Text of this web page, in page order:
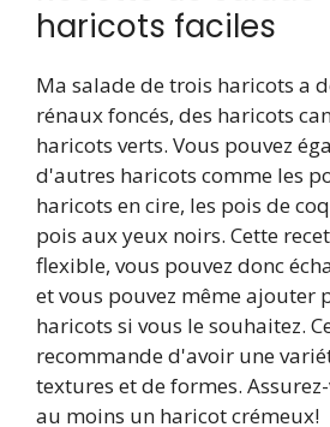
haricots faciles
Ma salade de trois haricots a
rénaux foncés, des haricots
haricots verts. Vous pouvez
d'autres haricots comme les
haricots en cire, les pois de
pois aux yeux noirs. Cette
flexible, vous pouvez donc
et vous pouvez même ajouter
haricots si vous le souhaitez.
recommande d'avoir une
textures et de formes.
au moins un haricot crémeux!